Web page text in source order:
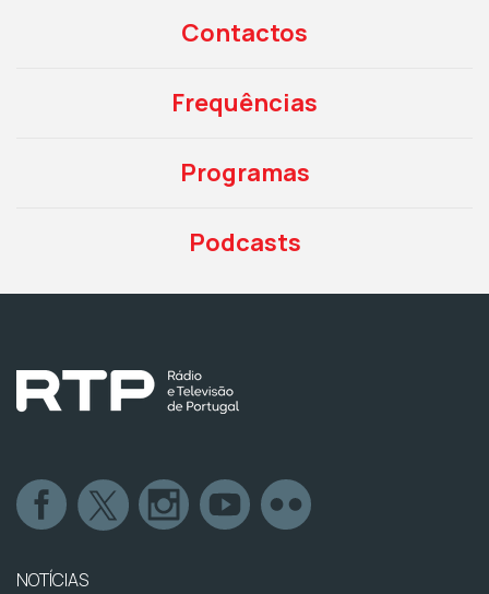
Contactos
Frequências
Programas
Podcasts
NOTÍCIAS